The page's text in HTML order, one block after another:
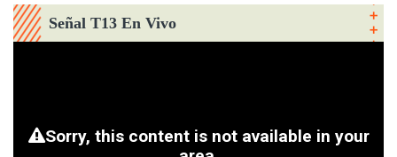
Señal T13 En Vivo